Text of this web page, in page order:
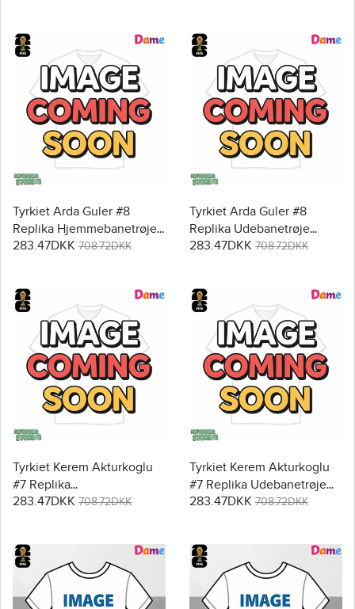
Tyrkiet Arda Guler #8
Replika Hjemmebanetrøje
Dame VM 2026 Kortærmet
283.47DKK 708.72DKK
Tyrkiet Arda Guler #8
Replika Udebanetrøje
Dame VM 2026 Kortærmet
283.47DKK 708.72DKK
Tyrkiet Kerem Akturkoglu
#7 Replika
Hjemmebanetrøje Dame
283.47DKK 708.72DKK
Tyrkiet Kerem Akturkoglu
#7 Replika Udebanetrøje
Dame VM 2026 Kortærmet
283.47DKK 708.72DKK